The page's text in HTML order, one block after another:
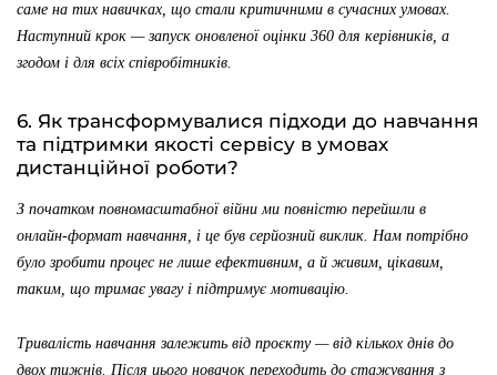
саме на тих навичках, що стали критичними в сучасних умовах.
Наступний крок — запуск оновленої оцінки 360 для керівників, а
згодом і для всіх співробітників.
6. Як трансформувалися підходи до навчання
та підтримки якості сервісу в умовах
дистанційної роботи?
З початком повномасштабної війни ми повністю перейшли в
онлайн-формат навчання, і це був серйозний виклик. Нам потрібно
було зробити процес не лише ефективним, а й живим, цікавим,
таким, що тримає увагу і підтримує мотивацію.
Тривалість навчання залежить від проєкту — від кількох днів до
двох тижнів. Після цього новачок переходить до стажування з